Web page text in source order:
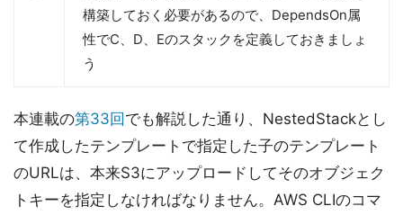
構築しておく必要があるので、DependsOn属
性でC、D、Eのスタックを定義しておきましょ
う
本連載の第33回 でも解説した通り、NestedStackとし
て作成したテンプレートで指定した子のテンプレート
のURLは、本来S3にアップロードしてそのオブジェク
トキーを指定しなければなりません。AWS CLIのコマ